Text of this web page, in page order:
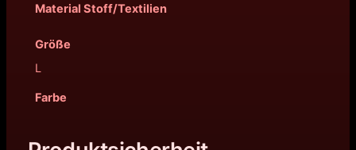
Material Stoff/Textilien
Größe
L
Farbe